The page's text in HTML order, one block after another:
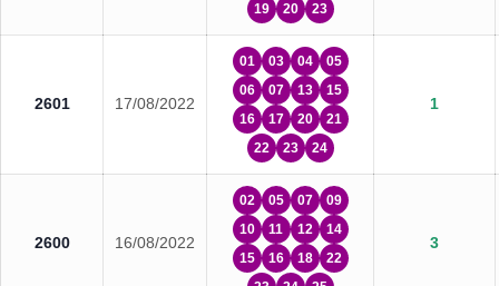
19
20 23
2601 17/08/2022
01 03 04
05
06
07 13
15
16
17 20
21
22
23 24
1
2600 16/08/2022
02 05 07
09
10
11 12
14
15
16 18
22
3